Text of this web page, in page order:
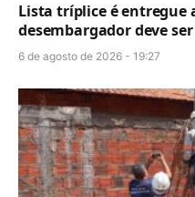
Lista tríplice é entregue
desembargador deve
6 de agosto de 2026 - 19:27